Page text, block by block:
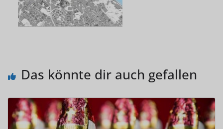
Das könnte dir auch gefallen